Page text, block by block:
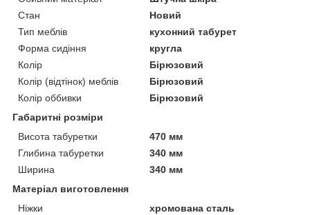
Стан
Новий
Тип меблів
кухонний табурет
Форма сидіння
кругла
Колір
Бірюзовий
Колір (відтінок) меблів
Бірюзовий
Колір оббивки
Бірюзовий
Габаритні розміри
Висота табуретки
470 мм
Глибина табуретки
340 мм
Ширина
340 мм
Матеріал виготовлення
Ніжки
хромована сталь